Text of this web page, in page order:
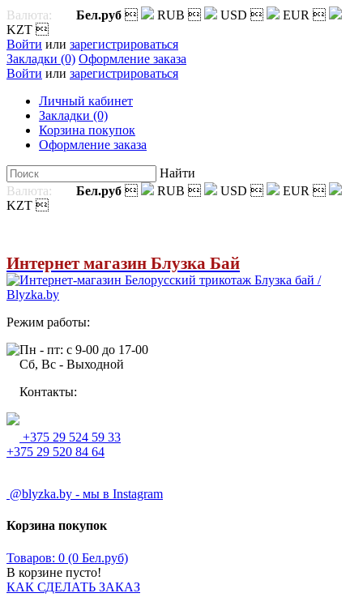
Валюта: Бел.руб  RUB  USD  EUR 
KZT 
Войти или зарегистрироваться
Закладки (0) Оформление заказа
Войти или зарегистрироваться
Личный кабинет
Закладки (0)
Корзина покупок
Оформление заказа
Найти
Валюта:
Бел.руб  RUB  USD  EUR 
KZT 
Интернет магазин Блузка Бай
Режим работы:
Пн - пт: с 9-00 до 17-00
Сб, Вс - Выходной
Контакты:
+375 29 524 59 33
+375 29 520 84 64
@blyzka.by - мы в Instagram
Корзина покупок
Товаров: 0 (0 Бел.руб)
В корзине пусто!
КАК СДЕЛАТЬ ЗАКАЗ